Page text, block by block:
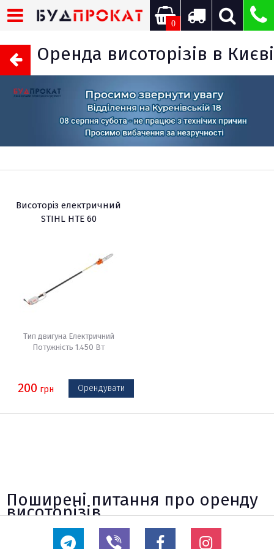
0
Оренда висоторізів в Києві
Висоторіз електричний
STIHL HTE 60
Тип двигуна Електричний
Потужність 1.450 Вт
200 грн Орендувати
Поширені питання про оренду
висоторізів
✓ Скільки коштує оренда висоторіза в